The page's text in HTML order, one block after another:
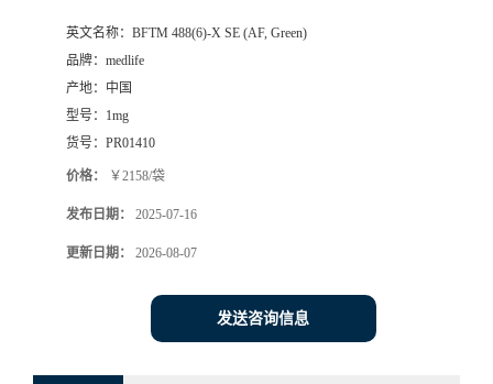
英文名称： BFTM 488(6)-X SE (AF, Green)
品牌： medlife
产地： 中国
型号： 1mg
货号： PR01410
价格： ￥2158/袋
发布日期： 2025-07-16
更新日期： 2026-08-07
发送咨询信息